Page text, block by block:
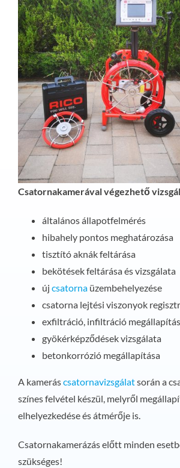
Csatornakamerával végezhető
általános állapotfelmérés
hibahely pontos meghatározása
tisztító aknák feltárása
bekötések feltárása és vizsgálata
új csatornaüzembehelyezése
csatorna lejtési viszonyok
exfiltráció, infiltráció
gyökérképződések vizsgálata
betonkorrózió megállapítása
A kameráscsatornavizsgálatsorán a
színes felvétel készül, melyről
elhelyezkedése és átmérője is.
Csatornakamerázás előtt minden
szükséges!